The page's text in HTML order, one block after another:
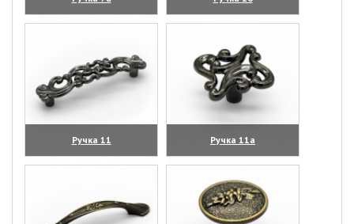
(увеличить)
(увеличить)
Ручка 11
(увеличить)
Ручка 11а
(увеличить)